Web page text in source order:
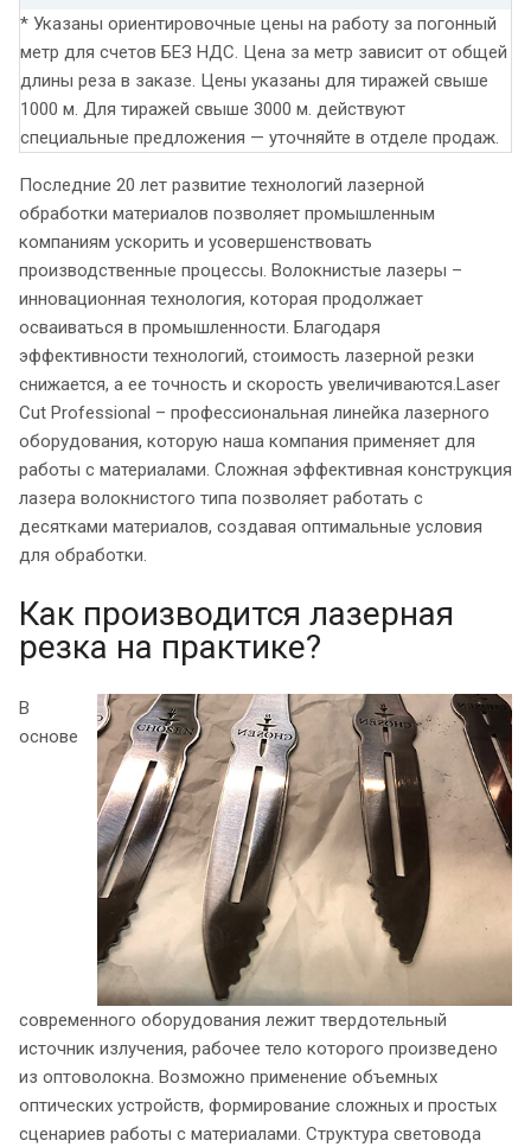
* Указаны ориентировочные цены на работу за погонный
метр для счетов БЕЗ НДС. Цена за метр зависит от общей
длины реза в заказе. Цены указаны для тиражей свыше
1000 м. Для тиражей свыше 3000 м. действуют
специальные предложения — уточняйте в отделе продаж.
Последние 20 лет развитие технологий лазерной
обработки материалов позволяет промышленным
компаниям ускорить и усовершенствовать
производственные процессы. Волокнистые лазеры –
инновационная технология, которая продолжает
осваиваться в промышленности. Благодаря
эффективности технологий, стоимость лазерной резки
снижается, а ее точность и скорость увеличиваются.Laser
Cut Professional – профессиональная линейка лазерного
оборудования, которую наша компания применяет для
работы с материалами. Сложная эффективная конструкция
лазера волокнистого типа позволяет работать с
десятками материалов, создавая оптимальные условия
для обработки.
Как производится лазерная
резка на практике?
В
основе
современного оборудования лежит твердотельный
источник излучения, рабочее тело которого произведено
из оптоволокна. Возможно применение объемных
оптических устройств, формирование сложных и простых
сценариев работы с материалами. Структура световода